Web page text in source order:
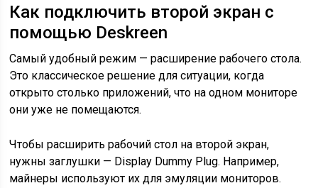
Как подключить второй экран с
помощью Deskreen
Самый удобный режим — расширение рабочего стола.
Это классическое решение для ситуации, когда
открыто столько приложений, что на одном мониторе
они уже не помещаются.
Чтобы расширить рабочий стол на второй экран,
нужны заглушки — Display Dummy Plug. Например,
майнеры используют их для эмуляции мониторов.